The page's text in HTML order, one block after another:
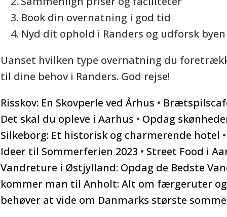
Book din overnatning i god tid
Nyd dit ophold i Randers og udforsk byen
Uanset hvilken type overnatning du
til dine behov i Randers. God rejse!
Risskov: En Skovperle ved Århus •
Det skal du opleve i Aarhus • Opdag
Silkeborg: Et historisk og charmerende hotel •
Ideer til Sommerferien 2023 • Street Food i
Vandreture i Østjylland: Opdag de Bedste
kommer man til Anholt: Alt om færgeruter
behøver at vide om Danmarks største